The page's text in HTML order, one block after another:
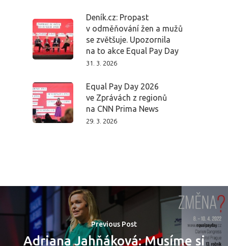
Deník.cz: Propast
v odměňování žen a mužů
se zvětšuje. Upozornila
na to akce Equal Pay Day
31. 3. 2026
Equal Pay Day 2026
ve Zprávách z regionů
na CNN Prima News
29. 3. 2026
Previous Post
Adriana Jahňáková: Musíme si
PRO MÉDIA
MINULÉ
PŘIHLÁŠENÍ